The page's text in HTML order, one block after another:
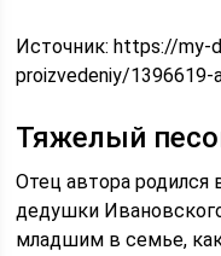
Источник:https://my-
proizvedeniy/
Тяжелый
Отец автора родился
дедушки
младшим в семье,